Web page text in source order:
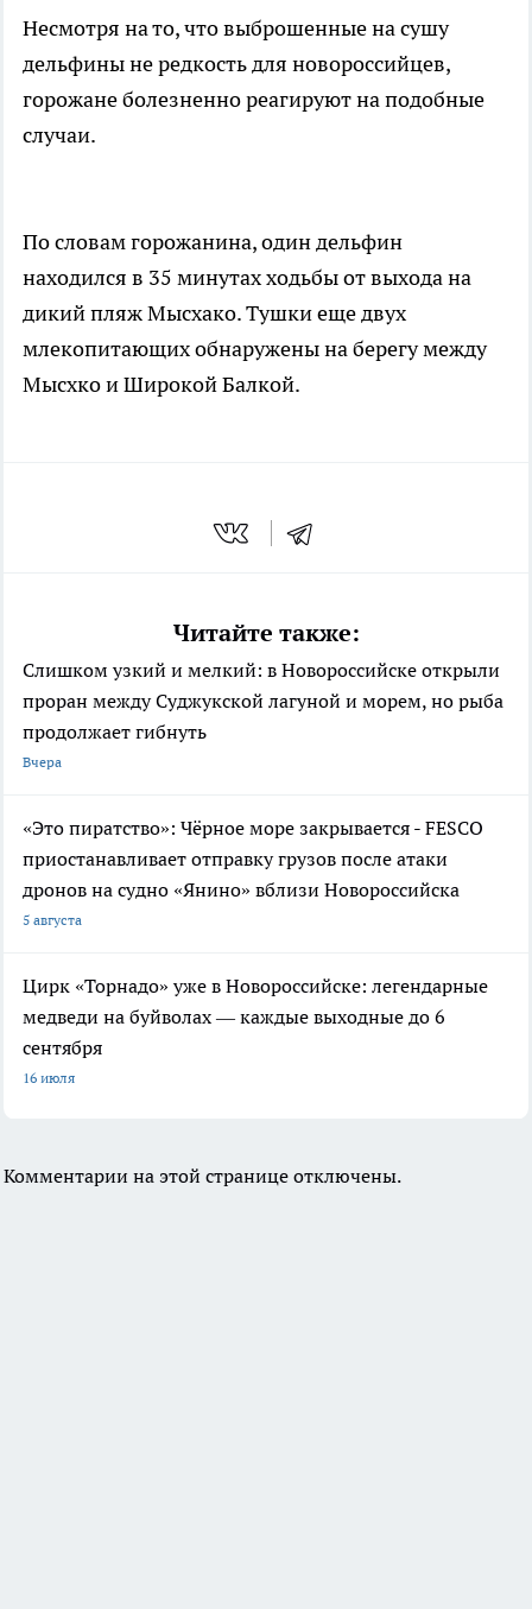
Несмотря на то, что выброшенные на сушу
дельфины не редкость для новороссийцев,
горожане болезненно реагируют на подобные
случаи.
По словам горожанина, один дельфин
находился в 35 минутах ходьбы от выхода на
дикий пляж Мысхако. Тушки еще двух
млекопитающих обнаружены на берегу между
Мысхко и Широкой Балкой.
Читайте также:
Слишком узкий и мелкий: в Новороссийске открыли
проран между Суджукской лагуной и морем, но рыба
продолжает гибнуть
Вчера
«Это пиратство»: Чёрное море закрывается - FESCO
приостанавливает отправку грузов после атаки
дронов на судно «Янино» вблизи Новороссийска
5 августа
Цирк «Торнадо» уже в Новороссийске: легендарные
медведи на буйволах — каждые выходные до 6
сентября
16 июля
Комментарии на этой странице отключены.